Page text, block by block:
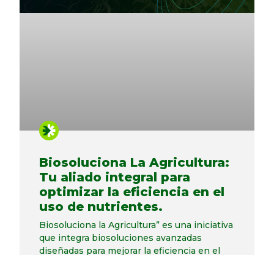
Biosoluciona La Agricultura:
Tu aliado integral para
optimizar la eficiencia en el
uso de nutrientes.
Biosoluciona la Agricultura” es una iniciativa
que integra biosoluciones avanzadas
diseñadas para mejorar la eficiencia en el